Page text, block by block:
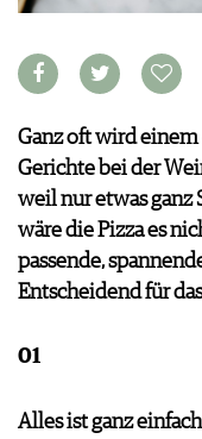
HOTSPOTS
WEINREISEN
WINEGUIDES
KLARTEXT
ABO
AUSGABE
ARCHIV
VORTEILSWELT
MEDIATHEK
APPS
VIDEOS
BÜCHER
NEWS
WEINSZENE
PORTRAITS
VINOPHILES
ARCHIV
ANMELDEN
VORTEILSWELT
WEINSUCHE
WINE TRADE CLUB
Ganz oft wird
Gerichte bei der
weil nur etwas ganz
wäre die Pizza es
passende,
Entscheidend für
01
Alles ist ganz einfach